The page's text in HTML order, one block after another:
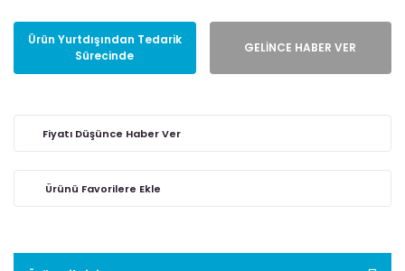
Ürün Yurtdışından Tedarik
Sürecinde
GELİNCE HABER VER
Fiyatı Düşünce Haber Ver